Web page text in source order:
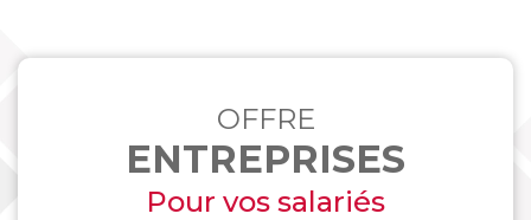
OFFRE
ENTREPRISES
Pour vos salariés